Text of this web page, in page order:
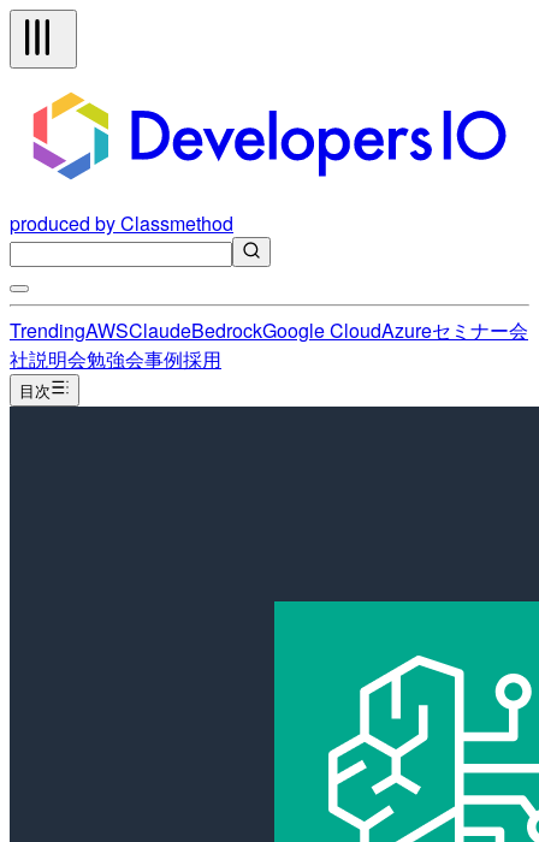
produced by Classmethod
TrendingAWSClaudeBedrockGoogle CloudAzureセミナー会
社説明会勉強会事例採用
目次